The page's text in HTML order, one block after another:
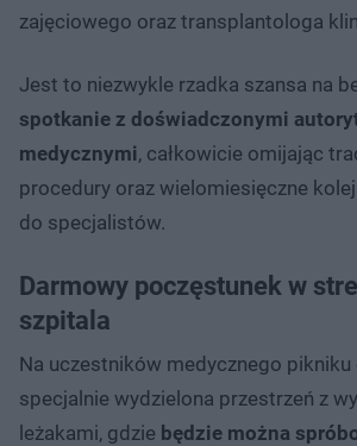
zajęciowego oraz transplantologa
Jest to niezwykle rzadka szansa na
spotkanie z doświadczonymi
medycznymi, całkowicie omijając
procedury oraz wielomiesięczne
do specjalistów.
Darmowy poczęstunek w
szpitala
Na uczestników medycznego pikniku
specjalnie wydzielona przestrzeń z
leżakami, gdzie będzie można